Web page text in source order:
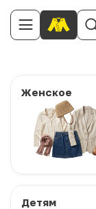
Женское
Детям